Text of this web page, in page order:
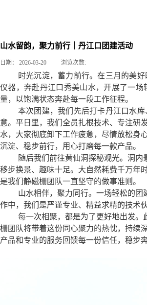
山水留韵，聚力前行｜丹江口团建活动
日期： 2026-03-20 浏览次数:
时光沉淀，蓄力前行。在三月的美
仪器，奔赴丹江口秀美山水，开展了一
量，以饱满状态奔赴每一段工作征程。
本次团建，我们先后打卡丹江口水
意。平日里，我们全员扎根技术、专注研
水，大家彻底卸下工作疲惫，尽情放松身
沉淀、稳步前行，用心打磨每一款产品。
随后我们前往黄仙洞探秘观光。洞
移步换景、趣味十足。大自然耗费千万年
是我们静磁栅团队一直坚守的做事准则。
山水相伴，聚力同行。一场轻松的
作中，我们是严谨专业、精益求精的技术
每一次相聚，都是为了更好地出发
栅团队将带着这份同心聚力的热忱，持续
产品和专业的服务回馈每一份信任，稳步